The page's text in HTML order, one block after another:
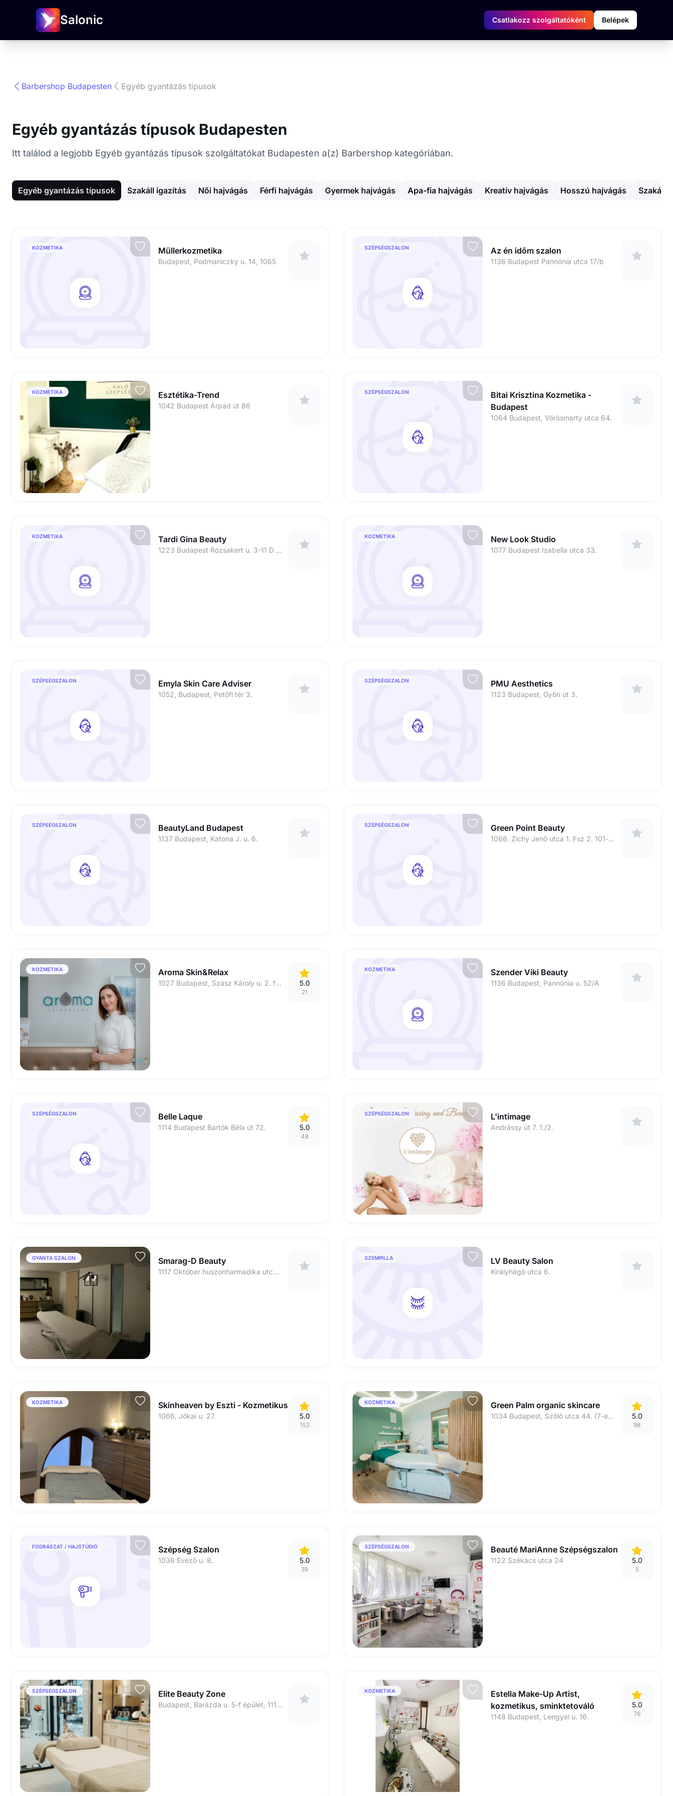
Salonic Csatlakozz szolgáltatóként Belépek
Barbershop Budapesten Egyéb gyantázás típusok
Egyéb gyantázás típusok Budapesten
Itt találod a legjobb Egyéb gyantázás típusok szolgáltatókat Budapesten a(z) Barbershop kategóriában.
Egyéb gyantázás típusok Szakáll igazítás Női hajvágás Férfi hajvágás Gyermek hajvágás Apa-fia hajvágás Kreatív hajvágás Hosszú hajvágás Szakáll
KOZMETIKA Müllerkozmetika
Budapest, Podmaniczky u. 14, 1065
SZÉPSÉGSZALON Az én időm szalon
1136 Budapest Pannónia utca 17/b
KOZMETIKA Esztétika-Trend
1042 Budapest Árpád út 86
SZÉPSÉGSZALON
Bitai Krisztina Kozmetika -
Budapest
1064 Budapest, Vörösmarty utca 64.
KOZMETIKA Tardi Gina Beauty
1223 Budapest Rózsakert u. 3-11 D ép. A lh. 1.em. 3. dr.Szőcs Hajnal bőrgyógyász főorvosnő rendelője
KOZMETIKA New Look Studio
1077 Budapest Izabella utca 33.
SZÉPSÉGSZALON Emyla Skin Care Adviser
1052, Budapest, Petőfi tér 3.
SZÉPSÉGSZALON PMU Aesthetics
1123 Budapest, Győri út 3.
SZÉPSÉGSZALON BeautyLand Budapest
1137 Budapest, Katona J. u. 6.
SZÉPSÉGSZALON Green Point Beauty
1066. Zichy Jenő utca 1. Fsz 2. 101-es kapucsengő
KOZMETIKA Aroma Skin&Relax
1027 Budapest, Szász Károly u. 2. fszt.10. 5.0
21
KOZMETIKA Szender Viki Beauty
1136 Budapest, Pannónia u. 52/A
SZÉPSÉGSZALON Belle Laque
1114 Budapest Bartók Béla út 72. 5.0
48
SZÉPSÉGSZALON L'intimage
Andrássy út 7. 1./2.
GYANTA SZALON Smarag-D Beauty
1117 Október huszonharmadika utca 5
SZEMPILLA LV Beauty Salon
Királyhágó utca 6.
KOZMETIKA Skinheaven by Eszti - Kozmetikus
1066, Jókai u. 27. 5.0
153
KOZMETIKA Green Palm organic skincare
1034 Budapest, Szőlő utca 44. (7-es kapucsengő) 5.0
98
FODRÁSZAT / HAJSTÚDIÓ Szépség Szalon
1036 Evező u. 8. 5.0
39
SZÉPSÉGSZALON Beauté MariAnne Szépségszalon
1122 Székács utca 24 5.0
5
SZÉPSÉGSZALON Elite Beauty Zone
Budapest, Barázda u. 5-f épület, 1116 Elite lakópark
KOZMETIKA
Estella Make-Up Artist,
kozmetikus, sminktetováló
1148 Budapest, Lengyel u. 16.
5.0
76